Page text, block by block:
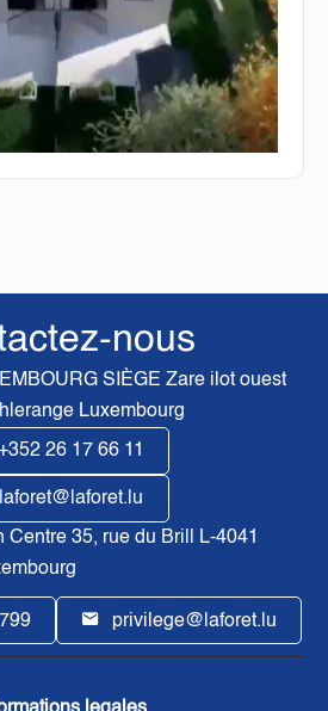
nous
SIÈGE Zare ilot ouest
Luxembourg
26 17 66 11
laforet@laforet.lu
Centre 35, rue du Brill L-4041
privilege@laforet.lu